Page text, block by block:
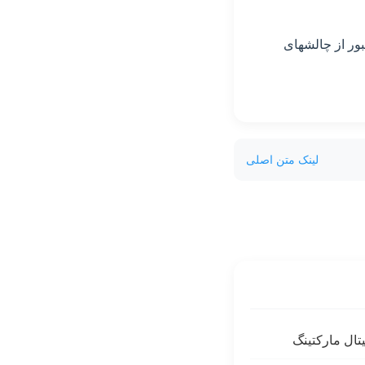
از چالشهای
لینک متن اصلی
مارکتینگ